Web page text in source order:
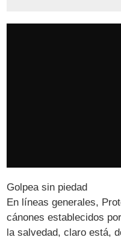
Golpea sin piedad
En líneas generales,
cánones establecidos
la salvedad, claro está,